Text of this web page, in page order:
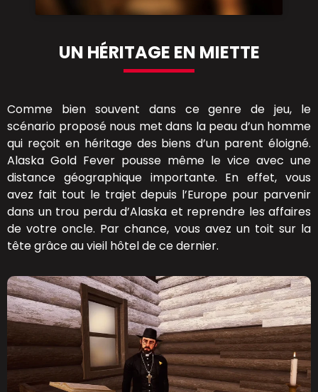
UN HÉRITAGE EN MIETTE
Comme bien souvent dans ce genre de jeu, le
scénario proposé nous met dans la peau d’un homme
qui reçoit en héritage des biens d’un parent éloigné.
Alaska Gold Fever pousse même le vice avec une
distance géographique importante. En effet, vous
avez fait tout le trajet depuis l’Europe pour parvenir
dans un trou perdu d’Alaska et reprendre les affaires
de votre oncle. Par chance, vous avez un toit sur la
tête grâce au vieil hôtel de ce dernier.